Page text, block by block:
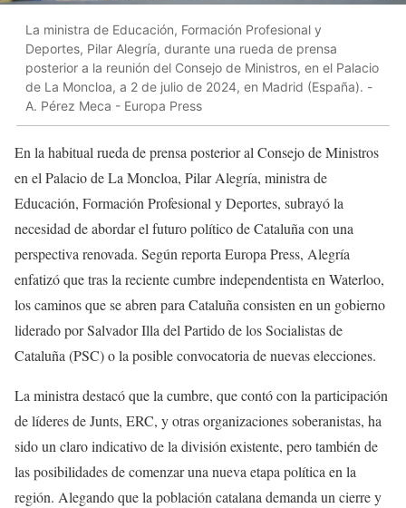
La ministra de Educación, Formación Profesional y
Deportes, Pilar Alegría, durante una rueda de prensa
posterior a la reunión del Consejo de Ministros, en el Palacio
de La Moncloa, a 2 de julio de 2024, en Madrid (España). -
A. Pérez Meca - Europa Press
En la habitual rueda de prensa posterior al Consejo de Ministros
en el Palacio de La Moncloa, Pilar Alegría, ministra de
Educación, Formación Profesional y Deportes, subrayó la
necesidad de abordar el futuro político de Cataluña con una
perspectiva renovada. Según reporta Europa Press, Alegría
enfatizó que tras la reciente cumbre independentista en Waterloo,
los caminos que se abren para Cataluña consisten en un gobierno
liderado por Salvador Illa del Partido de los Socialistas de
Cataluña (PSC) o la posible convocatoria de nuevas elecciones.
La ministra destacó que la cumbre, que contó con la participación
de líderes de Junts, ERC, y otras organizaciones soberanistas, ha
sido un claro indicativo de la división existente, pero también de
las posibilidades de comenzar una nueva etapa política en la
región. Alegando que la población catalana demanda un cierre y